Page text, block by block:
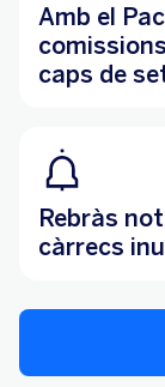
Amb el
caps de
Rebràs
càrrecs